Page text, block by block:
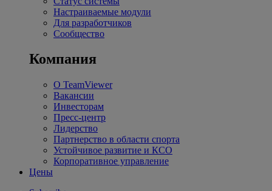
Настраиваемые модули
Для разработчиков
Сообщество
Компания
О TeamViewer
Вакансии
Инвесторам
Пресс-центр
Лидерство
Партнерство в области спорта
Устойчивое развитие и КСО
Корпоративное управление
Цены